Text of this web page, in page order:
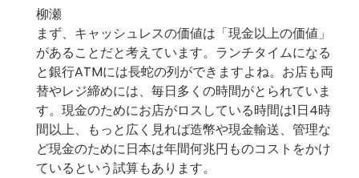
柳瀬
まず、キャッシュレスの価値は「現金以上の価値」
があることだと考えています。ランチタイムになる
と銀行ATMには長蛇の列ができますよね。お店も両
替やレジ締めには、毎日多くの時間がとられていま
す。現金のためにお店がロスしている時間は1日4時
間以上、もっと広く見れば造幣や現金輸送、管理な
ど現金のために日本は年間何兆円ものコストをかけ
ているという試算もあります。